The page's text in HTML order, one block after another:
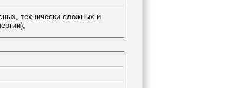
технически сложных и